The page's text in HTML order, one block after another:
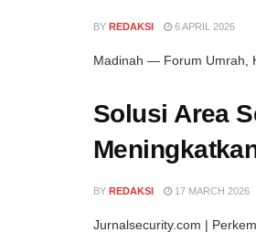
BY REDAKSI 6 APRIL 2026
Madinah — Forum Umrah,
Solusi Area
BY REDAKSI 17 MARCH 2026
Jurnalsecurity.com |